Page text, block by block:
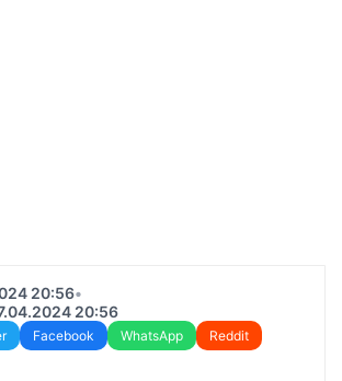
20:56•
20:56
Facebook WhatsApp
Reddit